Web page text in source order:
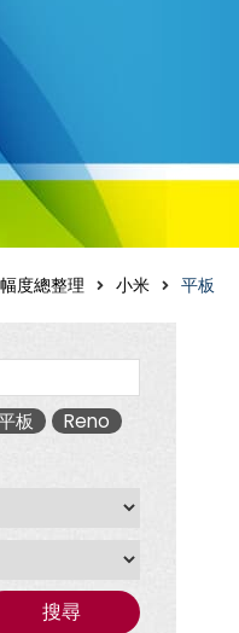
度總整理 小米 平板
板
Reno
搜尋